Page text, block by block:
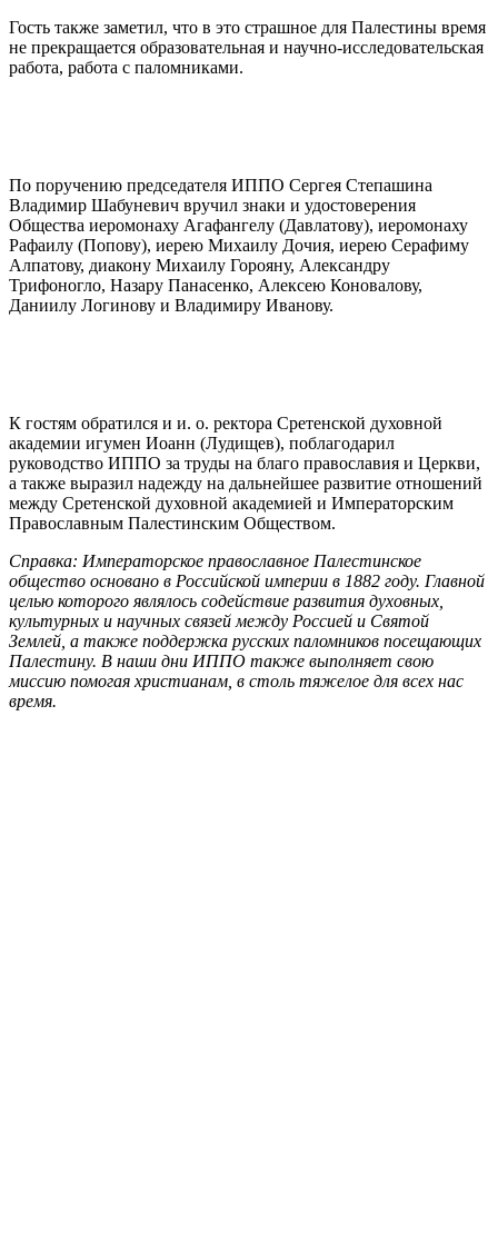
Гость также заметил, что в это страшное для Палестины время
не прекращается образовательная и научно-исследовательская
работа, работа с паломниками.
По поручению председателя ИППО Сергея Степашина
Владимир Шабуневич вручил знаки и удостоверения
Общества иеромонаху Агафангелу (Давлатову), иеромонаху
Рафаилу (Попову), иерею Михаилу Дочия, иерею Серафиму
Алпатову, диакону Михаилу Горояну, Александру
Трифоногло, Назару Панасенко, Алексею Коновалову,
Даниилу Логинову и Владимиру Иванову.
К гостям обратился и и. о. ректора Сретенской духовной
академии игумен Иоанн (Лудищев), поблагодарил
руководство ИППО за труды на благо православия и Церкви,
а также выразил надежду на дальнейшее развитие отношений
между Сретенской духовной академией и Императорским
Православным Палестинским Обществом.
Справка: Императорское православное Палестинское
общество основано в Российской империи в 1882 году. Главной
целью которого являлось содействие развития духовных,
культурных и научных связей между Россией и Святой
Землей, а также поддержка русских паломников посещающих
Палестину. В наши дни ИППО также выполняет свою
миссию помогая христианам, в столь тяжелое для всех нас
время.